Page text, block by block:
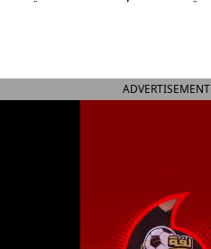
ADVERTISEMENT